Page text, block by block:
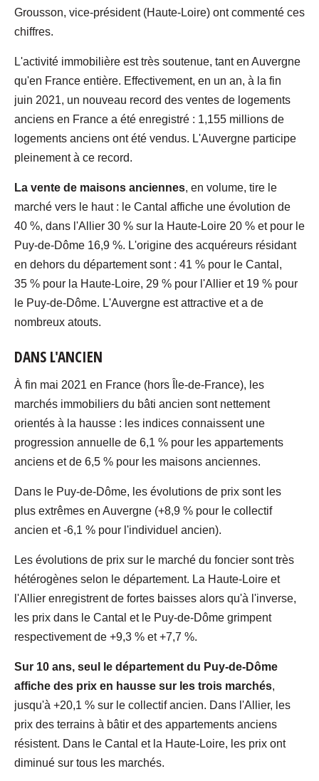
Grousson, vice-président (Haute-Loire) ont commenté ces
chiffres.
L'activité immobilière est très soutenue, tant en Auvergne
qu'en France entière. Effectivement, en un an, à la fin
juin 2021, un nouveau record des ventes de logements
anciens en France a été enregistré : 1,155 millions de
logements anciens ont été vendus. L'Auvergne participe
pleinement à ce record.
La vente de maisons anciennes, en volume, tire le
marché vers le haut : le Cantal affiche une évolution de
40 %, dans l'Allier 30 % sur la Haute-Loire 20 % et pour le
Puy-de-Dôme 16,9 %. L'origine des acquéreurs résidant
en dehors du département sont : 41 % pour le Cantal,
35 % pour la Haute-Loire, 29 % pour l'Allier et 19 % pour
le Puy-de-Dôme. L'Auvergne est attractive et a de
nombreux atouts.
DANS L'ANCIEN
À fin mai 2021 en France (hors Île-de-France), les
marchés immobiliers du bâti ancien sont nettement
orientés à la hausse : les indices connaissent une
progression annuelle de 6,1 % pour les appartements
anciens et de 6,5 % pour les maisons anciennes.
Dans le Puy-de-Dôme, les évolutions de prix sont les
plus extrêmes en Auvergne (+8,9 % pour le collectif
ancien et -6,1 % pour l'individuel ancien).
Les évolutions de prix sur le marché du foncier sont très
hétérogènes selon le département. La Haute-Loire et
l'Allier enregistrent de fortes baisses alors qu'à l'inverse,
les prix dans le Cantal et le Puy-de-Dôme grimpent
respectivement de +9,3 % et +7,7 %.
Sur 10 ans, seul le département du Puy-de-Dôme
affiche des prix en hausse sur les trois marchés,
jusqu'à +20,1 % sur le collectif ancien. Dans l'Allier, les
prix des terrains à bâtir et des appartements anciens
résistent. Dans le Cantal et la Haute-Loire, les prix ont
diminué sur tous les marchés.